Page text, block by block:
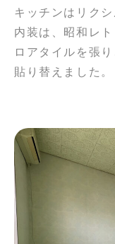
キッチンはリク
内装は、昭和レ
ロアタイルを張
貼り替えました。